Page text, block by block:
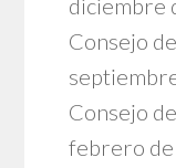
diciembre
Consejo
Consejo
febrero